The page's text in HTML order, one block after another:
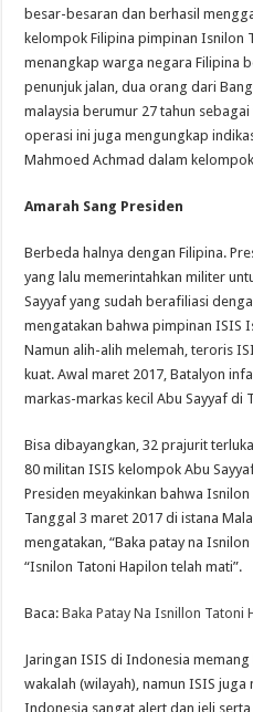
besar-besaran dan berhasil
kelompok Filipina pimpinan Isnilon
menangkap warga negara Filipina
penunjuk jalan, dua orang dari
malaysia berumur 27 tahun
operasi ini juga mengungkap
Mahmoed Achmad dalam
Amarah Sang Presiden
Berbeda halnya dengan Filipina.
yang lalu memerintahkan militer
Sayyaf yang sudah berafiliasi
mengatakan bahwa pimpinan ISIS
Namun alih-alih melemah, teroris
kuat. Awal maret 2017, Batalyon
markas-markas kecil Abu Sayyaf di
Bisa dibayangkan, 32 prajurit
80 militan ISIS kelompok Abu
Presiden meyakinkan bahwa
Tanggal 3 maret 2017 di istana
mengatakan, “Baka patay na
“Isnilon Tatoni Hapilon telah mati”.
Baca:Baka Patay Na Isnillon Tatoni
Jaringan ISIS di Indonesia
wakalah (wilayah), namun ISIS
Indonesia sangat alert dan jeli